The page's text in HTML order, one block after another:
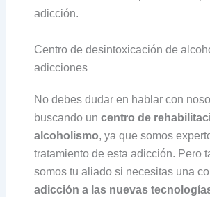
adicción.
Centro de desintoxicación de
adicciones
No debes dudar en hablar con
buscando un centro de
alcoholismo, ya que somos
tratamiento de esta adicción. Pero
somos tu aliado si necesitas una
adicción a las nuevas